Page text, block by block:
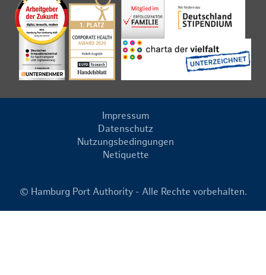
Impressum
Datenschutz
Nutzungsbedingungen
Netiquette
© Hamburg Port Authority - Alle Rechte vorbehalten.